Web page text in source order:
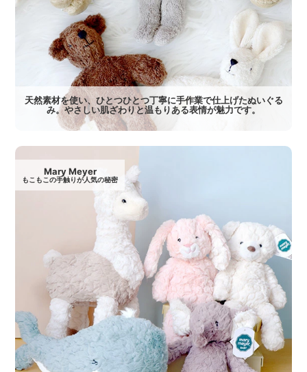
天然素材を使い、ひとつひとつ丁寧に手作業で仕上げたぬいぐる
み。やさしい肌ざわりと温もりある表情が魅力です。
Mary Meyer
もこもこの手触りが人気の秘密